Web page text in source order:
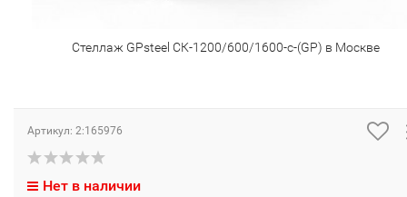
Стеллаж GPsteel СК-1200/600/1600-с-(GP) в Москве
Артикул: 2:165976
Нет в наличии